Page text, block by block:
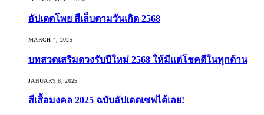
อัปเดตโพย สีเล็บตามวันเกิด 2568
MARCH 4, 2025
บทสวดเสริมดวงรับปีใหม่ 2568 ให้มีแต่โชคดีในทุกด้าน
JANUARY 8, 2025
สีเสื้อมงคล 2025 ฉบับอัปเดตเซฟได้เลย!